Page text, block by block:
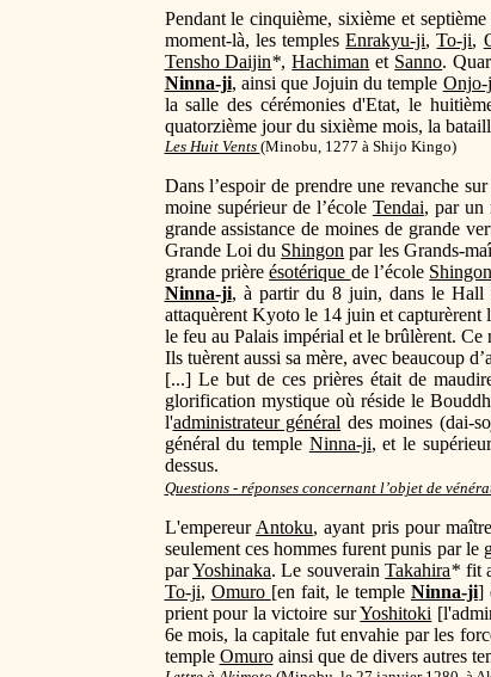
Pendant le cinquième, sixième et
moment-là, les templesEnrakyu-ji,To-ji,
Tensho Daijin*,Hachiman et Sanno.
Ninna-ji, ainsi que Jojuin du temple Onjo-
la salle des cérémonies d'Etat, le
quatorzième jour du sixième mois, la
Les Huit Vents (Minobu, 1277 à Shijo Kingo)
Dans l’espoir de prendre une revanche sur
moine supérieur de l’école Tendai, par un
grande assistance de moines de grande
Grande Loi du Shingon par les Grands-
grande prièreésotérique de l’école Shingon
Ninna-ji, à partir du 8 juin, dans le Hall
attaquèrent Kyoto le 14 juin et capturèrent
le feu au Palais impérial et le brûlèrent. Ce
Ils tuèrent aussi sa mère, avec beaucoup
[...] Le but de ces prières était de
glorification mystique où réside le
l'administrateur général des moines (dai-
général du temple Ninna-ji, et le
dessus.
Questions - réponses concernant l’objet de
L'empereur Antoku, ayant pris pour
seulement ces hommes furent punis par le
parYoshinaka. Le souverainTakahira* fit
To-ji, Omuro [en fait, le temple Ninna-ji]
prient pour la victoire surYoshitoki
6e mois, la capitale fut envahie par les
temple Omuroainsi que de divers autres